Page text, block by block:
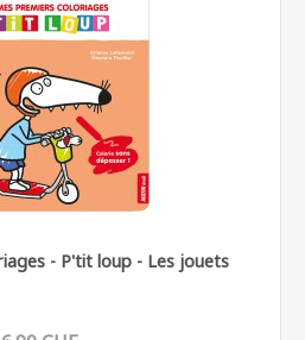
- P'tit loup - Les jouets